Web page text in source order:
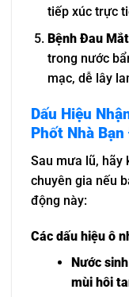
tiếp xúc trực
Bệnh Đau
trong nước
mạc, dễ lây
Dấu Hiệu
Phốt Nhà
Sau mưa lũ, hãy
chuyên gia nếu
động này:
Các dấu hiệu ô
Nước
mùi hôi